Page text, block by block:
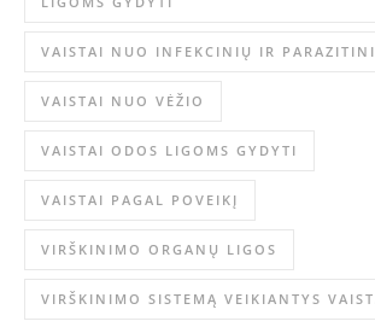
VAISTAI NUO INFEKCINIŲ IR
VAISTAI NUO VĖŽIO
VAISTAI ODOS LIGOMS GYDYTI
VAISTAI PAGAL POVEIKĮ
VIRŠKINIMO ORGANŲ LIGOS
VIRŠKINIMO SISTEMĄ VEIKIANTYS